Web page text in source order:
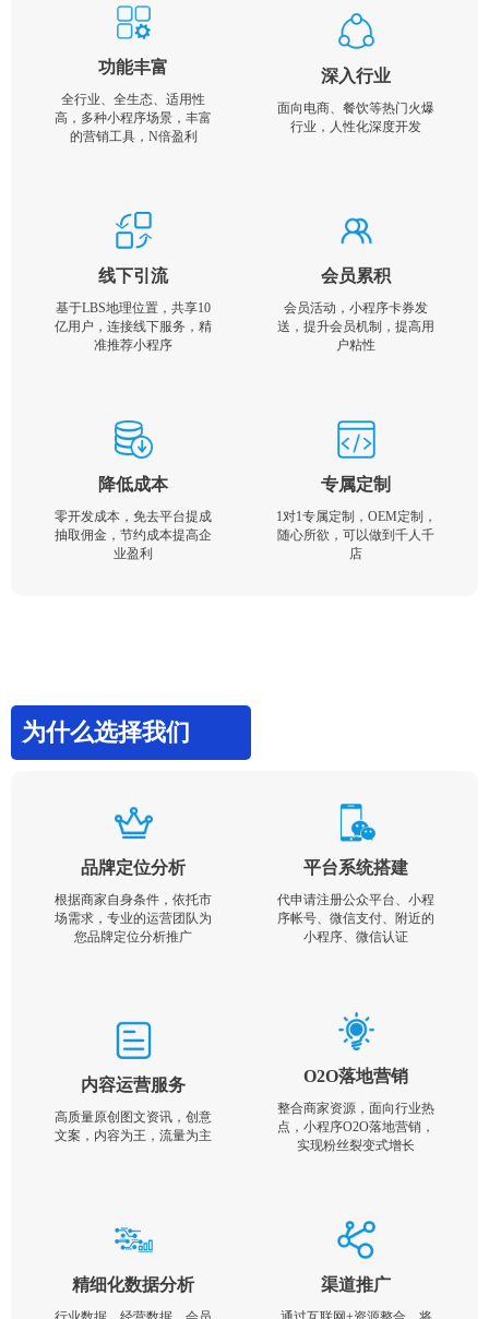
功能丰富
全行业、全生态、适用性
高，多种小程序场景，丰富
的营销工具，N倍盈利
深入行业
面向电商、餐饮等热门火爆
行业，人性化深度开发
线下引流
基于LBS地理位置，共享10
亿用户，连接线下服务，精
准推荐小程序
会员累积
会员活动，小程序卡券发
送，提升会员机制，提高用
户粘性
降低成本
零开发成本，免去平台提成
抽取佣金，节约成本提高企
业盈利
专属定制
1对1专属定制，OEM定制，
随心所欲，可以做到千人千
店
为什么选择我们
品牌定位分析
根据商家自身条件，依托市
场需求，专业的运营团队为
您品牌定位分析推广
平台系统搭建
代申请注册公众平台、小程
序帐号、微信支付、附近的
小程序、微信认证
内容运营服务
高质量原创图文资讯，创意
文案，内容为王，流量为主
O2O落地营销
整合商家资源，面向行业热
点，小程序O2O落地营销，
实现粉丝裂变式增长
精细化数据分析 渠道推广